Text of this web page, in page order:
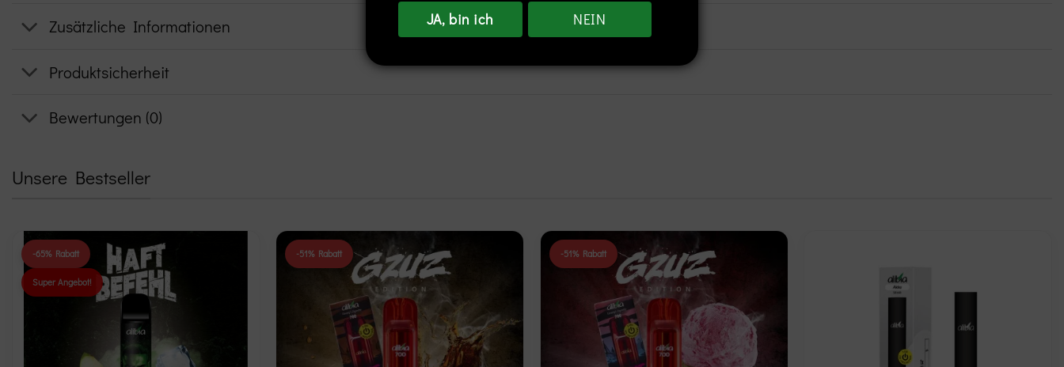
Zusätzliche Informationen
Produktsicherheit
Bewertungen (0)
Unsere Bestseller
-65% Rabatt
Super Angebot!
-51% Rabatt -51% Rabatt
wishlist
JA, bin ich
NEIN